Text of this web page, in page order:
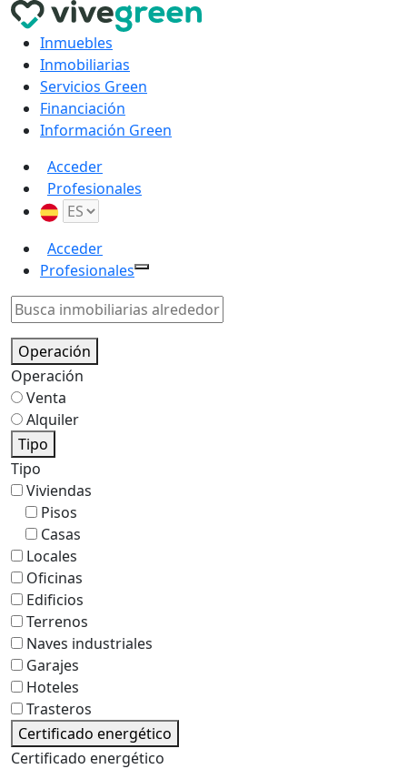
Inmuebles
Inmobiliarias
Servicios Green
Financiación
Información Green
Acceder
Profesionales
Acceder
Profesionales
Operación
Operación
Venta
Alquiler
Tipo
Tipo
Viviendas
Pisos
Casas
Locales
Oficinas
Edificios
Terrenos
Naves industriales
Garajes
Hoteles
Trasteros
Certificado energético
Certificado energético